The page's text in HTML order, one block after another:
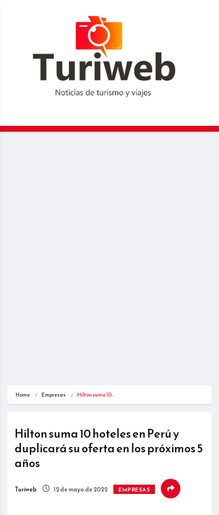
Home Empresas Hilton suma 10…
Hilton suma 10 hoteles en Perú y
duplicará su oferta en los próximos 5
años
Turiweb 12 de mayo de 2022 EMPRESAS